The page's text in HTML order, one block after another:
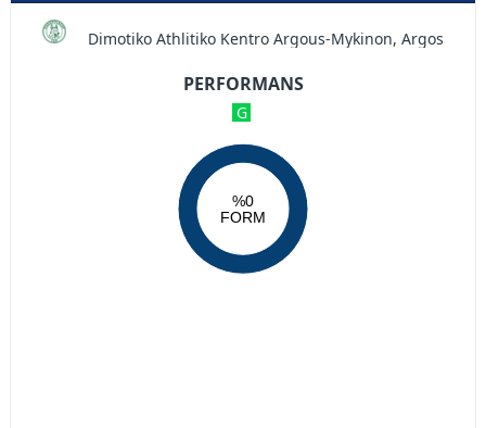
Dimotiko Athlitiko Kentro Argous-Mykinon, Argos
PERFORMANS
G
%0
FORM